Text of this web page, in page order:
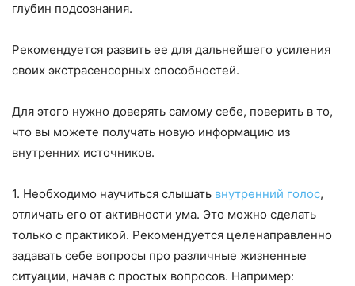
глубин подсознания.
Рекомендуется развить ее для дальнейшего усиления
своих экстрасенсорных способностей.
Для этого нужно доверять самому себе, поверить в то,
что вы можете получать новую информацию из
внутренних источников.
1. Необходимо научиться слышать внутренний голос,
отличать его от активности ума. Это можно сделать
только с практикой. Рекомендуется целенаправленно
задавать себе вопросы про различные жизненные
ситуации, начав с простых вопросов. Например: